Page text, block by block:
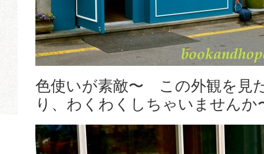
色使いが素敵〜 この外観を見
り、わくわくしちゃいませんか